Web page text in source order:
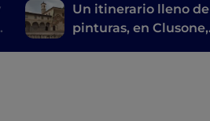
Un itinerario lleno de
pinturas, en Clusone,